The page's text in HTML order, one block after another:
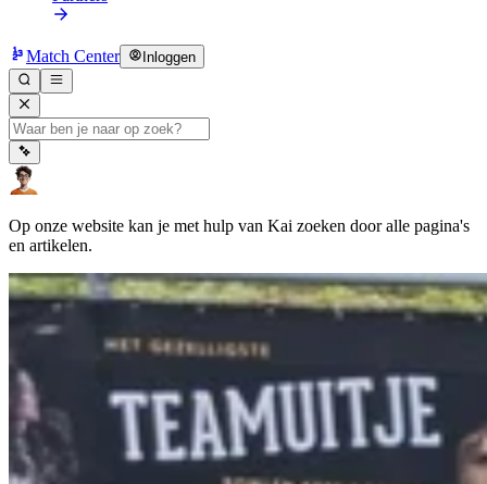
Match Center Inloggen
Op onze website kan je met hulp van Kai zoeken door alle pagina's
en artikelen.